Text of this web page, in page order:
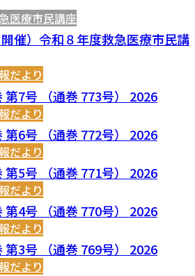
医療市民講座
開催）令和８年度救急医療市民講
だより
7号 （通巻 773号） 2026
だより
6号 （通巻 772号） 2026
だより
5号 （通巻 771号） 2026
だより
4号 （通巻 770号） 2026
だより
3号 （通巻 769号） 2026
だより